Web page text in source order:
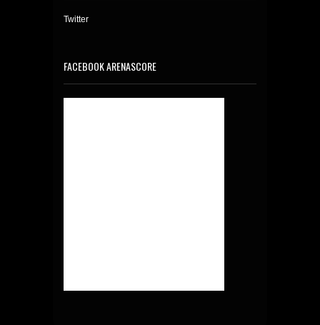
Twitter
FACEBOOK ARENASCORE